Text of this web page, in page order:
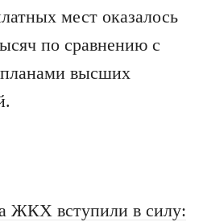
мест оказалось
по сравнению с
высших
ЖКХ вступили в силу: